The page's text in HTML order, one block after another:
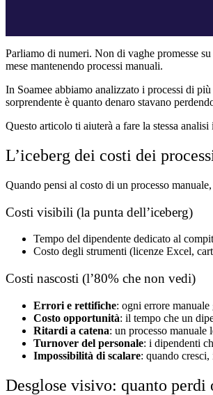
Parliamo di numeri. Non di vaghe promesse
mese mantenendo processi manuali.
In Soamee abbiamo analizzato i processi di
sorprendente è quanto denaro stavano
Questo articolo ti aiuterà a fare la stessa
L’iceberg dei costi dei
Quando pensi al costo di un processo
Costi visibili (la punta dell’iceberg)
Tempo del dipendente dedicato al
Costo degli strumenti (licenze Excel,
Costi nascosti (l’80% che non vedi)
Errori e rettifiche: ogni errore
Costo opportunità: il tempo che un
Ritardi a catena: un processo manuale
Turnover del personale: i dipendenti
Impossibilità di scalare: quando
Desglose visivo: quanto perdi